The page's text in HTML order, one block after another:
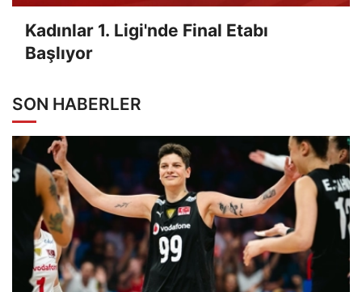
Kadınlar 1. Ligi'nde Final Etabı
Başlıyor
SON HABERLER